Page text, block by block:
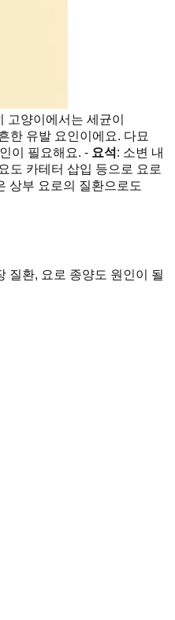
고양이에서는 세균이
한 유발 요인이에요. 다묘
이 필요해요. - 요석 : 소변 내
도 카테터 삽입 등으로 요로
상부 요로의 질환으로도
질환, 요로 종양도 원인이 될